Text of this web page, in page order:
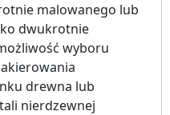
malowanego lub
dwukrotnie
wyboru
drewna lub
nierdzewnej